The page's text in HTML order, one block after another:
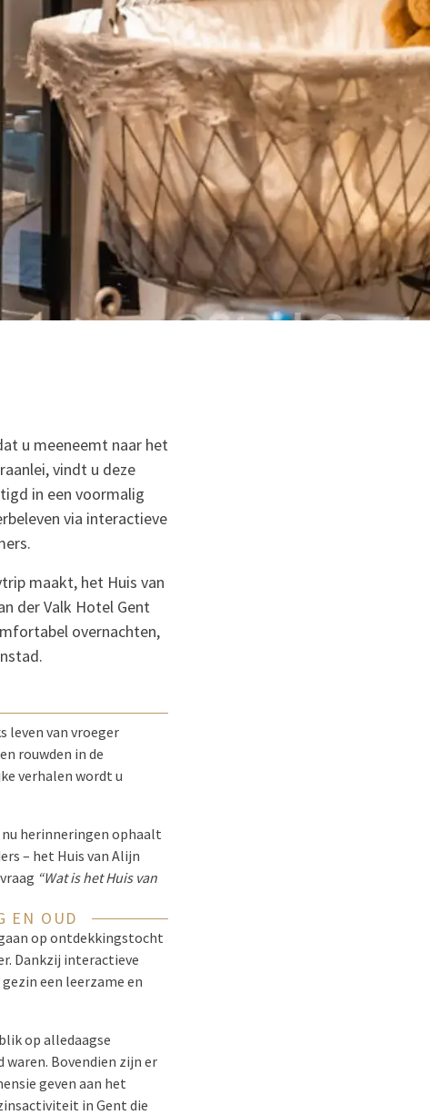
u meeneemt naar het
vindt u deze
in een voormalig
via interactieve
maakt, het Huis van
der Valk Hotel Gent
overnachten,
leven van vroeger
rouwden in de
verhalen wordt u
herinneringen ophaalt
– het Huis van Alijn
“Wat is het Huis van
EN OUD
op ontdekkingstocht
Dankzij interactieve
een leerzame en
op alledaagse
Bovendien zijn er
geven aan het
in Gent die